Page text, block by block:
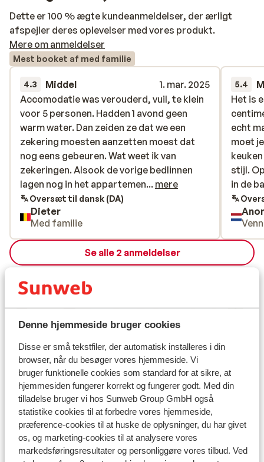
Denne hjemmeside bruger cookies
Disse er små tekstfiler, der automatisk installeres i din
browser, når du besøger vores hjemmeside. Vi
bruger funktionelle cookies som standard for at sikre, at
hjemmesiden fungerer korrekt og fungerer godt. Med din
tilladelse bruger vi hos Sunweb Group GmbH også
statistike cookies til at forbedre vores hjemmeside,
præference-cookies til at huske de oplysninger, du har givet
os, og marketing-cookies til at analysere vores
markedsføringsresultater og personliggøre vores tilbud. Ved
Dette er 100 % ægte kundeanmeldelser, der ærligt
afspejler deres oplevelser med vores produkt.
Mere om anmeldelser
Mest booket af med familie
4.3 Middel
1. mar. 2025
Accomodatie was verouderd, vuil, te klein
voor 5 personen. Hadden 1 avond geen
warm water. Dan zeiden ze dat we een
zekering moesten aanzetten moest dat
nog eens gebeuren. Wat weet ik van
zekeringen. Alsook de vorige bedlinnen
lagen nog in het appartement. Vragen ons
sterk af of het appartement wel gekuist is
geweest voor ons. Ook hadden we de
laatste dag een probleem met de keuken
wasbak, deze liep niet of weinig door. Deze
willen ze aan ons doorrekenen maar hier
hebben we verder geen info over
ontvangen of ze dit werkelijk aangerekend
hebben. Moest dit zo zijn dan zal ik daar
gepast op antwoorden. De prijs voor de
accommodatie was zeer overdreven. Het
gebied en de ligging was prima. Ondanks
de accommodatie was het een leuke week.
Accomodatie was verouderd, vuil, te klein
voor 5 personen. Hadden 1 avond geen
warm water. Dan zeiden ze dat we een
zekering moesten aanzetten moest dat
nog eens gebeuren. Wat weet ik van
zekeringen. Alsook de vorige bedlinnen
lagen nog in het appartemen... mere
Oversæt til dansk (DA)
Dieter
Med familie
5.4
Het is
echt
moet
stijl.
in de
prima
geen
Het is
echt
moet
stijl.
in de
Se alle 2 anmeldelser
Se på kort
I området
Afstand til centrum: ca. 200 meter
Afstand til skipiste ca. 500 meter
Afstand til skilift ca. 500 meter